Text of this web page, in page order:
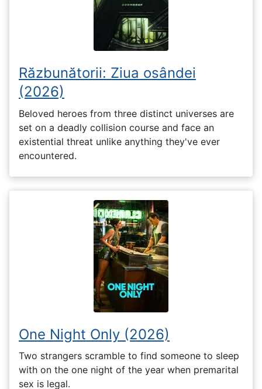
Răzbunătorii: Ziua osândei
(2026)
Beloved heroes from three distinct universes are
set on a deadly collision course and face an
existential threat unlike anything they've ever
encountered.
One Night Only (2026)
Two strangers scramble to find someone to sleep
with on the one night of the year when premarital
sex is legal.